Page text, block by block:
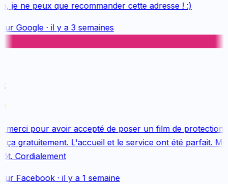
je ne peux que recommander cette adresse ! :)
Google· il y a 3 semaines
pour avoir accepté de poser un film de protection
gratuitement. L'accueil et le service ont été parfait.
Cordialement
Facebook· il y a 1 semaine